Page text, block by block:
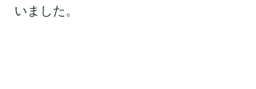
いました。